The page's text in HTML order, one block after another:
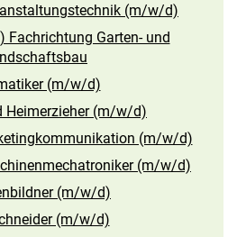
(m/w/d)
Fachrichtung Garten- und
(m/w/d)
Heimerzieher (m/w/d)
(m/w/d)
(m/w/d)
(m/w/d)
(m/w/d)